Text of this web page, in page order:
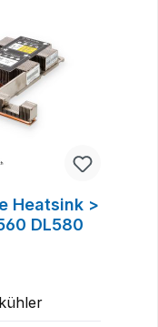
Heatsink >
DL580